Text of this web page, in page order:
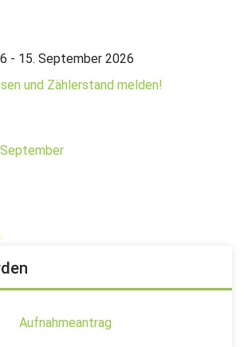
- 15. September 2026
und Zählerstand melden!
Aufnahmeantrag